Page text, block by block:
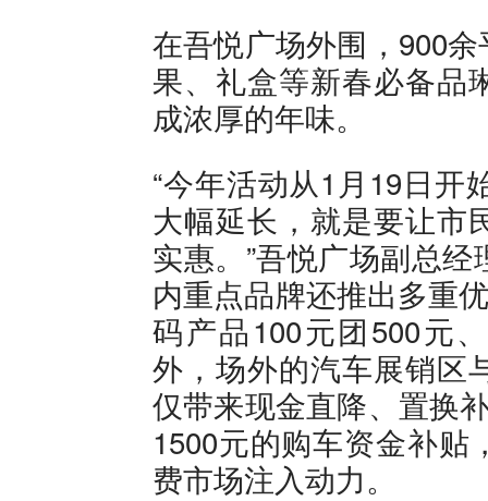
在吾悦广场外围，900
果、礼盒等新春必备品
成浓厚的年味。
“今年活动从1月19日开
大幅延长，就是要让市
实惠。”吾悦广场副总
内重点品牌还推出多重
码产品100元团500元
外，场外的汽车展销区
仅带来现金直降、置换
1500元的购车资金补
费市场注入动力。